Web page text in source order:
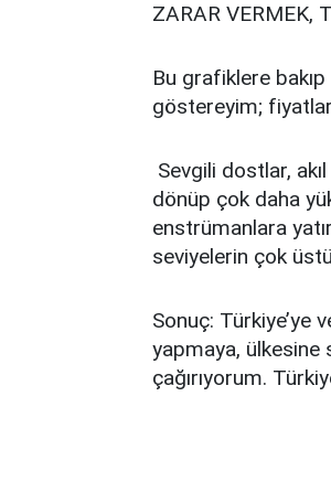
ZARAR VERMEK,
Bu grafiklere
göstereyim;
Sevgili dostlar,
dönüp çok daha
enstrümanlara
seviyelerin çok
Sonuç: Türkiye’ye
yapmaya, ülkesine
çağırıyorum.